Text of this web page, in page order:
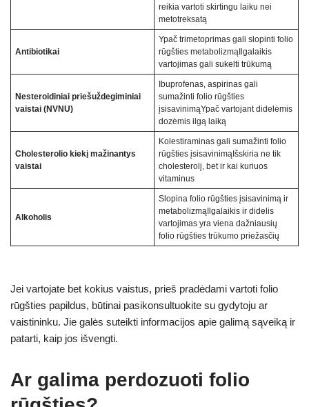
reikia vartoti skirtingu laiku nei
metotreksatą
Antibiotikai
Ypač trimetoprimas gali slopinti folio
rūgšties metabolizmąIlgalaikis
vartojimas gali sukelti trūkumą
Nesteroidiniai priešuždegiminiai
vaistai (NVNU)
Ibuprofenas, aspirinas gali
sumažinti folio rūgšties
įsisavinimąYpač vartojant didelėmis
dozėmis ilgą laiką
Cholesterolio kiekį mažinantys
vaistai
Kolestiraminas gali sumažinti folio
rūgšties įsisavinimąIšskiria ne tik
cholesterolį, bet ir kai kuriuos
vitaminus
Alkoholis
Slopina folio rūgšties įsisavinimą ir
metabolizmąIlgalaikis ir didelis
vartojimas yra viena dažniausių
folio rūgšties trūkumo priežasčių
Jei vartojate bet kokius vaistus, prieš pradėdami vartoti folio
rūgšties papildus, būtinai pasikonsultuokite su gydytoju ar
vaistininku. Jie galės suteikti informacijos apie galimą sąveiką ir
patarti, kaip jos išvengti.
Ar galima perdozuoti folio